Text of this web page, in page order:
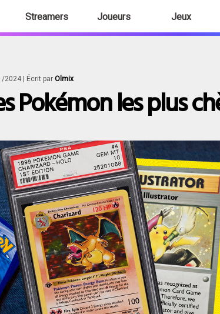
Streamers Joueurs Jeux
2024 | Écrit parOlmix
Pokémon les plus